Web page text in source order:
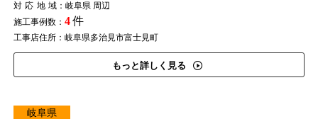
対応地域：岐阜県 周辺
施工事例数： 4件
工事店住所：岐阜県多治見市富士見町
もっと詳しく見る
岐阜県